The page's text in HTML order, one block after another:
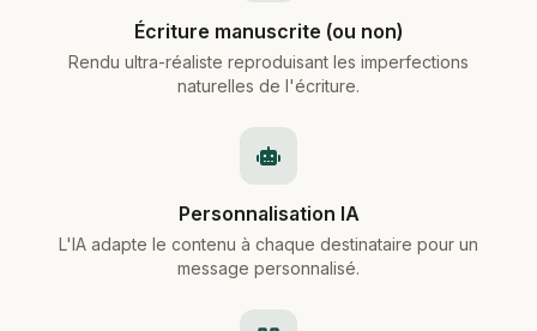
Écriture manuscrite (ou non)
Rendu ultra-réaliste reproduisant les imperfections
naturelles de l'écriture.
Personnalisation IA
L'IA adapte le contenu à chaque destinataire pour un
message personnalisé.